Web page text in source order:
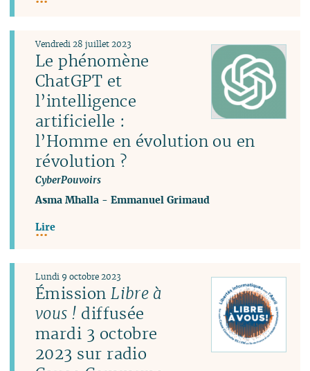
Le phénomène
ChatGPT et
l’intelligence
artificielle :
l’Homme en évolution ou en
révolution ?
CyberPouvoirs
Vendredi 28 juillet 2023
Asma Mhalla -Emmanuel Grimaud
Lire
ÉmissionLibre à
vous ! diffusée
mardi 3 octobre
2023 sur radio
Lundi 9 octobre 2023